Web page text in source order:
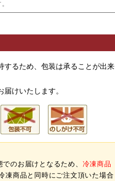
するため、包装は承ることが出来
けいたします。
のお届けとなるため、 冷凍商品
凍商品と同時にご注文頂いた場合